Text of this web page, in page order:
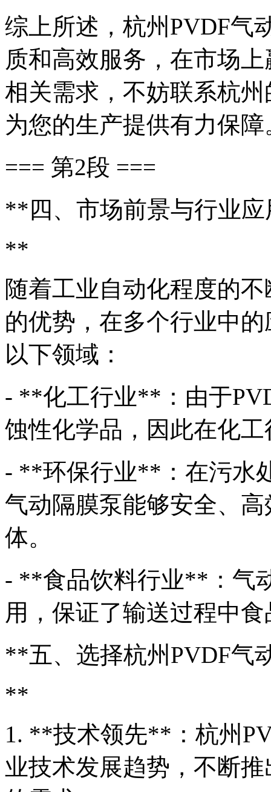
综上所述，杭州PVDF气
质和高效服务，在市场
相关需求，不妨联系杭
为您的生产提供有力保障
=== 第2段 ===
**四、市场前景与行业应
**
随着工业自动化程度的
的优势，在多个行业中
以下领域：
- **化工行业**：由于
蚀性化学品，因此在化
- **环保行业**：在污水
气动隔膜泵能够安全、
体。
- **食品饮料行业**：气
用，保证了输送过程中
**五、选择杭州PVDF气
**
1. **技术领先**：杭州
业技术发展趋势，不断